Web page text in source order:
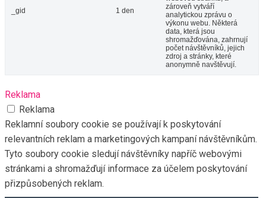
_gid 1 den
zároveň vytváří
analytickou zprávu o
výkonu webu. Některá
data, která jsou
shromažďována, zahrnují
počet návštěvníků, jejich
zdroj a stránky, které
anonymně navštěvují.
Reklama
Reklama
Reklamní soubory cookie se používají k poskytování
relevantních reklam a marketingových kampaní návštěvníkům.
Tyto soubory cookie sledují návštěvníky napříč webovými
stránkami a shromažďují informace za účelem poskytování
přizpůsobených reklam.